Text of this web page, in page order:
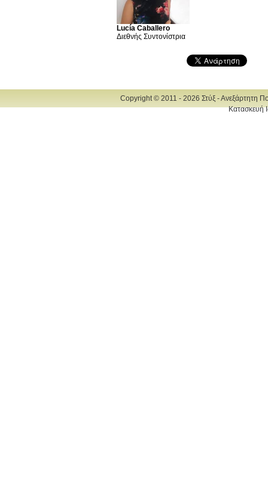
Lucía Caballero
Διεθνής Συντονίστρια
Copyright © 2011 - 2026 Στύξ - Ανεξάρτητη
Κατασκευή